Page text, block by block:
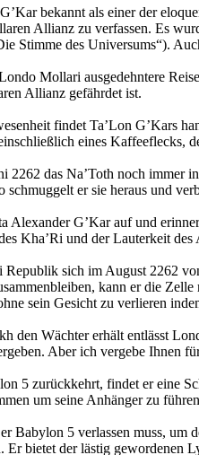
bekannt als einer der
Allianz zu verfassen. Es
Stimme des Universums“).
Mollari ausgedehntere
Allianz gefährdet ist.
findet Ta’Lon G’Kars
eines Kaffeeflecks,
2262 das Na’Toth noch immer
schmuggelt er sie heraus und
Alexander G’Kar auf und
Kha’Ri und der Lauterkeit
Republik sich im August 2262
kann er die
sein Gesicht zu verlieren
den Wächter erhält entlässt
Aber ich vergebe Ihnen
5 zurückkehrt, findet er eine
um seine Anhänger zu
Babylon 5 verlassen muss, um
Er bietet der lästig gewordenen